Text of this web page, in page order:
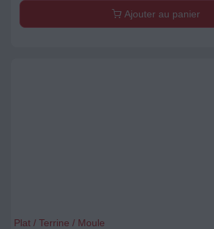
Ajouter au panier
Plat / Terrine / Moule